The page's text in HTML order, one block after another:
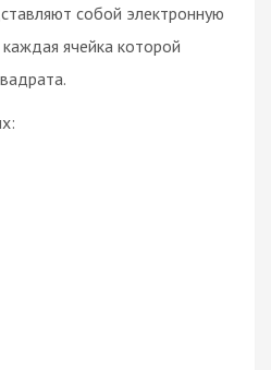
собой электронную
ячейка которой